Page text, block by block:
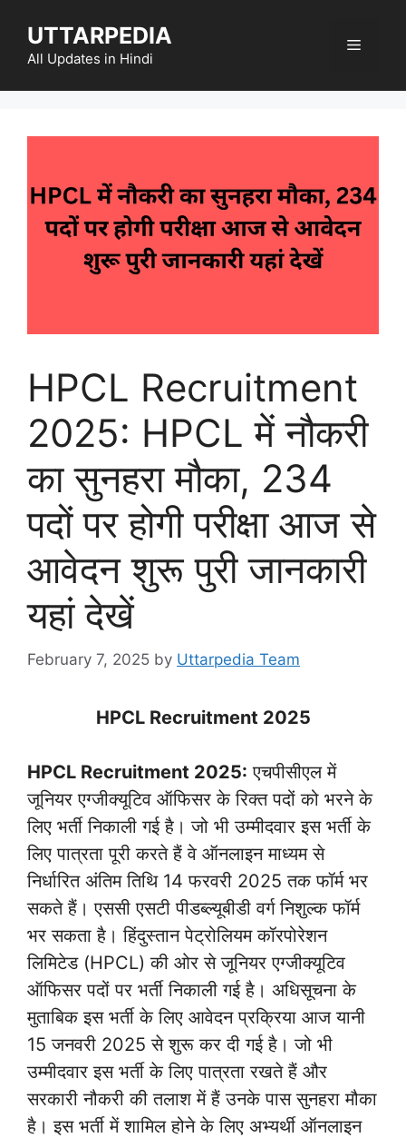
content
UTTARPEDIA
All Updates in Hindi
Menu
HPCL Recruitment
2025: HPCL में नौकरी
का सुनहरा मौका, 234
पदों पर होगी परीक्षा आज से
आवेदन शुरू पुरी जानकारी
यहां देखें
February 7, 2025 by Uttarpedia Team
HPCL Recruitment 2025
HPCL Recruitment 2025: एचपीसीएल में
जूनियर एग्जीक्यूटिव ऑफिसर के रिक्त पदों को भरने के
लिए भर्ती निकाली गई है। जो भी उम्मीदवार इस भर्ती के
लिए पात्रता पूरी करते हैं वे ऑनलाइन माध्यम से
निर्धारित अंतिम तिथि 14 फरवरी 2025 तक फॉर्म भर
सकते हैं। एससी एसटी पीडब्ल्यूबीडी वर्ग निशुल्क फॉर्म
भर सकता है। हिंदुस्तान पेट्रोलियम कॉरपोरेशन
लिमिटेड (HPCL) की ओर से जूनियर एग्जीक्यूटिव
ऑफिसर पदों पर भर्ती निकाली गई है। अधिसूचना के
मुताबिक इस भर्ती के लिए आवेदन प्रक्रिया आज यानी
15 जनवरी 2025 से शुरू कर दी गई है। जो भी
उम्मीदवार इस भर्ती के लिए पात्रता रखते हैं और
सरकारी नौकरी की तलाश में हैं उनके पास सुनहरा मौका
है। इस भर्ती में शामिल होने के लिए अभ्यर्थी ऑनलाइन